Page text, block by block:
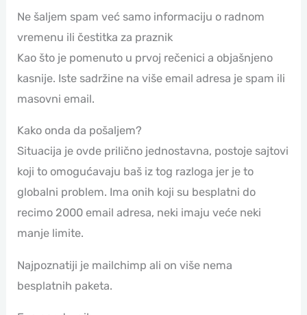
Ne šaljem spam već samo informaciju o radnom
vremenu ili čestitka za praznik
Kao što je pomenuto u prvoj rečenici a objašnjeno
kasnije. Iste sadržine na više email adresa je spam ili
masovni email.
Kako onda da pošaljem?
Situacija je ovde prilično jednostavna, postoje sajtovi
koji to omogućavaju baš iz tog razloga jer je to
globalni problem. Ima onih koji su besplatni do
recimo 2000 email adresa, neki imaju veće neki
manje limite.
Najpoznatiji je mailchimp ali on više nema
besplatnih paketa.